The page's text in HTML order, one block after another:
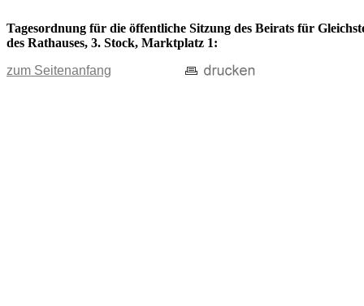
Tagesordnung für die öffentliche Sitzung des Beirats für
des Rathauses, 3. Stock, Marktplatz 1:
zum Seitenanfang